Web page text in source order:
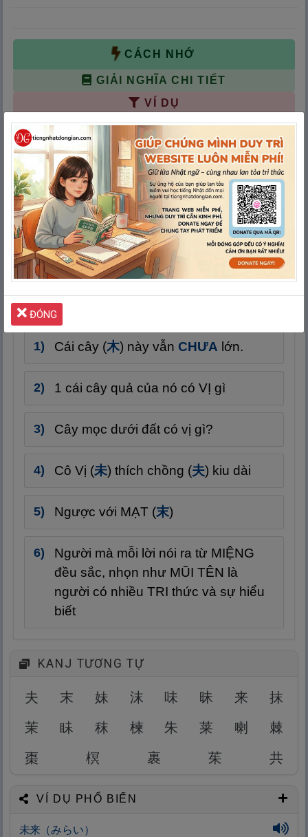
CÁCH NHỚ
GIẢI NGHĨA CHI TIẾT
VÍ DỤ
VÍ DỤ THEO ÂM ON/KUN
MẸO NHỚ NHANH
Cái cây (木) này vẫn CHƯA lớn.
1 cái cây quả của nó có VỊ gì
Cây mọc dưới đất có vị gì?
Cô Vị (未) thích chồng (夫) kiu dài
Ngược với MẠT (末)
Người mà mỗi lời nói ra từ MIỆNG
đều sắc, nhọn như MŨI TÊN là
người có nhiều TRI thức và sự hiểu
biết
KANJ TƯƠNG TỰ
夫 末
Nghĩa: Cuối cùng, ngọn, hậu
妹 沫 味 昧 来
抹
茉
眛 秣 楝 朱 莱 喇
棘
棗
榠 裹 茱 共
VÍ DỤ PHỔ BIẾN
未来（みらい）
ĐÓNG